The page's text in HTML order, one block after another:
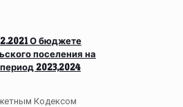
О бюджете
поселения на
2023,2024
Кодексом